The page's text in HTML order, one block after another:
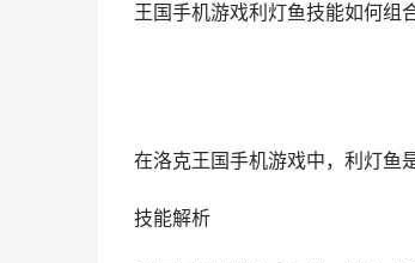
王国手机游戏利灯鱼技能如何组
在洛克王国手机游戏中，利灯鱼
技能解析